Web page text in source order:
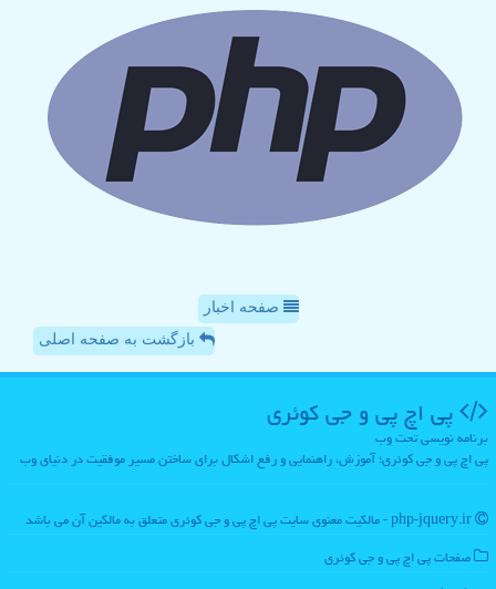
صفحه اخبار
بازگشت به صفحه اصلی
پی اچ پی و جی كوئری
برنامه نویسی تحت وب
پی اچ پی و جی کوئری؛ آموزش، راهنمایی و رفع اشکال برای ساختن مسیر موفقیت در دنیای وب
صفحات پی اچ پی و جی كوئری